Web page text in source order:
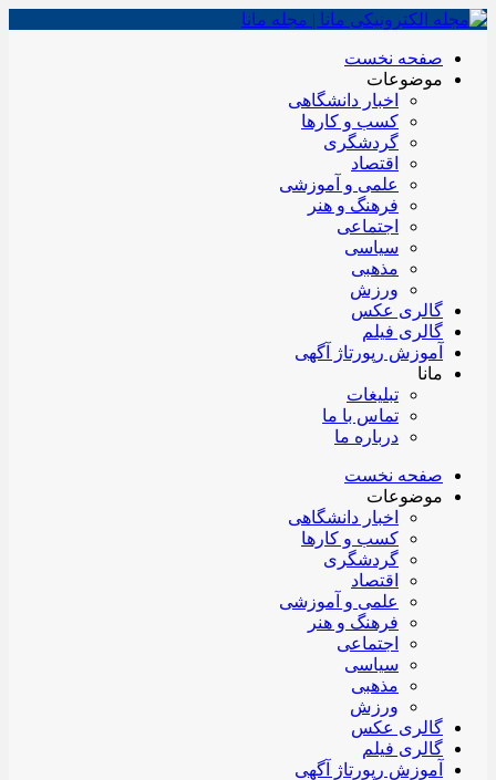
صفحه نخست
موضوعات
اخبار دانشگاهی
کسب و کارها
گردشگری
اقتصاد
علمی و آموزشی
فرهنگ و هنر
اجتماعی
سیاسی
مذهبی
ورزش
گالری عکس
گالری فیلم
آموزش رپورتاژ آگهی
مانا
تبلیغات
تماس با ما
درباره ما
صفحه نخست
موضوعات
اخبار دانشگاهی
کسب و کارها
گردشگری
اقتصاد
علمی و آموزشی
فرهنگ و هنر
اجتماعی
سیاسی
مذهبی
ورزش
گالری عکس
گالری فیلم
آموزش رپورتاژ آگهی